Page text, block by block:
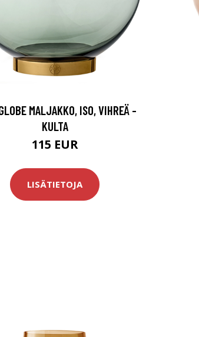
MALJAKKO, ISO, VIHREÄ -
KULTA
115 EUR
LISÄTIETOJA